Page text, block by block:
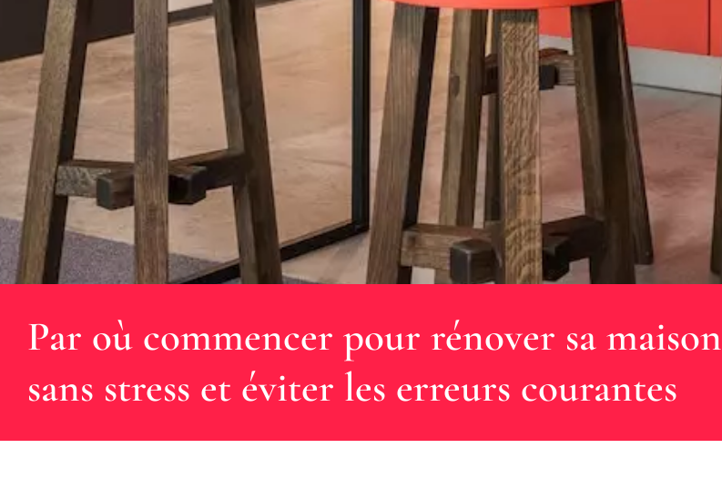
Par où commencer pour rénover sa maison
sans stress et éviter les erreurs courantes